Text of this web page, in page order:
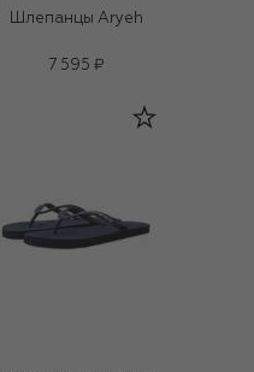
Шлепанцы Aryeh
7 595 ₽